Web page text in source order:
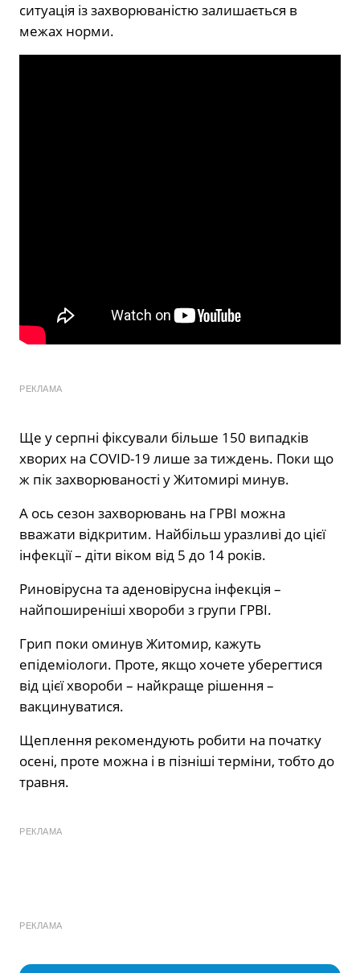
ситуація із захворюваністю залишається в
межах норми.
РЕКЛАМА
Ще у серпні фіксували більше 150 випадків
хворих на COVID-19 лише за тиждень. Поки що
ж пік захворюваності у Житомирі минув.
А ось сезон захворювань на ГРВІ можна
вважати відкритим. Найбільш уразливі до цієї
інфекції – діти віком від 5 до 14 років.
Риновірусна та аденовірусна інфекція –
найпоширеніші хвороби з групи ГРВІ.
Грип поки оминув Житомир, кажуть
епідеміологи. Проте, якщо хочете уберегтися
від цієї хвороби – найкраще рішення –
вакцинуватися.
Щеплення рекомендують робити на початку
осені, проте можна і в пізніші терміни, тобто до
травня.
РЕКЛАМА
РЕКЛАМА